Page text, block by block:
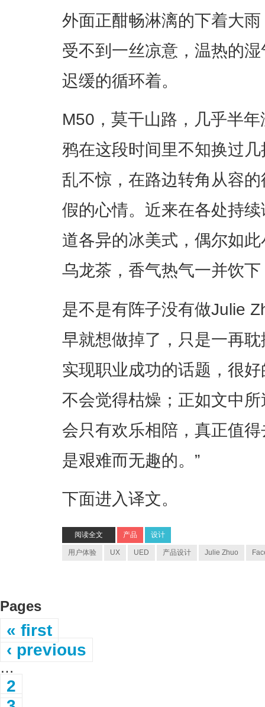
外面正酣畅淋漓的下着大
受不到一丝凉意，温热的
迟缓的循环着。
M50，莫干山路，几乎半
鸦在这段时间里不知换过
乱不惊，在路边转角从容
假的心情。近来在各处持
道各异的冰美式，偶尔如
乌龙茶，香气热气一并饮
是不是有阵子没有做Julie
早就想做掉了，只是一再
实现职业成功的话题，很
不会觉得枯燥；正如文中
会只有欢乐相陪，真正值
是艰难而无趣的。”
下面进入译文。
阅读全文 产品 设计
用户体验 UX UED 产品设计 Julie Zhuo
Pages
« first
‹ previous
…
2